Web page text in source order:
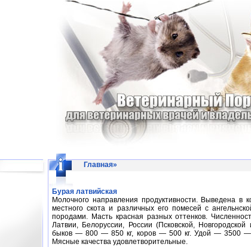
Главная»
Бурая латвийская
Молочного направления продуктивности. Выведена
местного скота и различных его помесей с
породами. Масть красная разных оттенков.
Латвии, Белоруссии, России (Псковской,
быков — 800 — 850 кг, коров — 500 кг. Удой — 3500
Мясные качества удовлетворительные.